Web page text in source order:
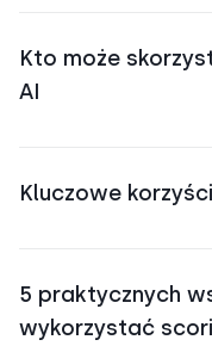
Kto może
AI
Kluczowe
5 praktycznych
wykorzystać